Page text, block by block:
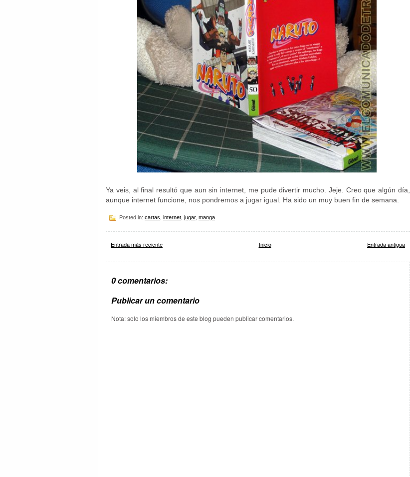
Ya veis, al final resultó que aun sin internet, me pude divertir mucho. Jeje. Creo que algún día,
aunque internet funcione, nos pondremos a jugar igual. Ha sido un muy buen fin de semana.
Posted in: cartas internet jugar, manga
Entrada más reciente Entrada antigua
Inicio
0 comentarios:
Publicar un comentario
Nota: solo los miembros de este blog pueden publicar comentarios.